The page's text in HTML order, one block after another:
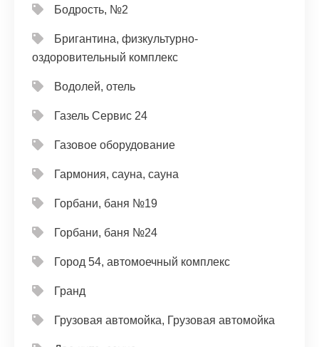
Бодрость, №2
Бригантина, физкультурно-
оздоровительный комплекс
Водолей, отель
Газель Сервис 24
Газовое оборудование
Гармония, сауна, сауна
Горбани, баня №19
Горбани, баня №24
Город 54, автомоечный комплекс
Гранд
Грузовая автомойка, Грузовая автомойка